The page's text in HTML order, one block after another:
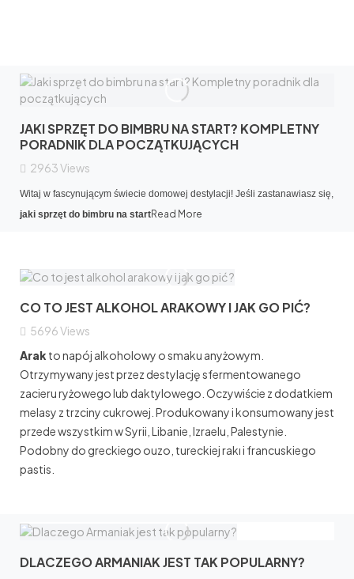
JAKI SPRZĘT DO BIMBRU NA START? KOMPLETNY
PORADNIK DLA POCZĄTKUJĄCYCH
2963Views
Witaj w fascynującym świecie domowej destylacji! Jeśli zastanawiasz się,
jaki sprzęt do bimbru na startRead More
CO TO JEST ALKOHOL ARAKOWY I JAK GO PIĆ?
5696Views
Arak to napój alkoholowy o smaku anyżowym.
Otrzymywany jest przez destylację sfermentowanego
zacieru ryżowego lub daktylowego. Oczywiście z dodatkiem
melasy z trzciny cukrowej. Produkowany i konsumowany jest
przede wszystkim w Syrii, Libanie, Izraelu, Palestynie.
Podobny do greckiego ouzo, tureckiej rakı i francuskiego
pastis.
DLACZEGO ARMANIAK JEST TAK POPULARNY?